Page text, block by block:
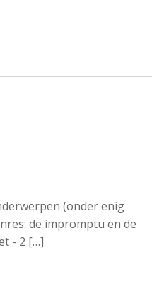
(onder enig
de impromptu en de
- 2 […]